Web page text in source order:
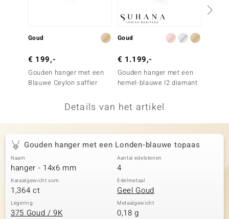
Collection
Goud
€ 199,-
Gouden hanger met een
Blauwe Ceylon saffier
Goud
€ 1.199,-
Gouden hanger met een
hemel-blauwe I2 diamant
Details van het artikel
Gouden hanger met een Londen-blauwe topaas
Naam
hanger - 14x6 mm
Aantal edelstenen
4
Karaatgewicht som
1,364 ct
Edelmetaal
Geel Goud
Legering
375 Goud / 9K
Metaalgewicht
0,18 g